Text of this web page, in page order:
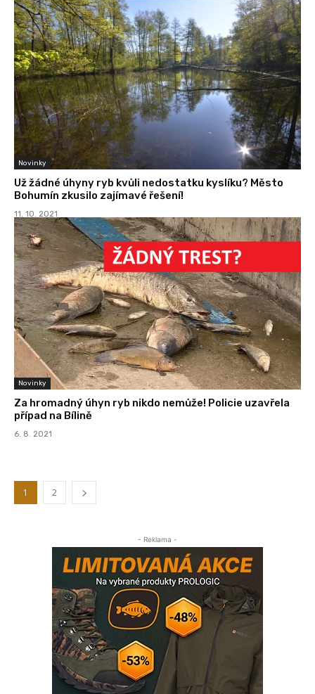
Novinky
Už žádné úhyny ryb kvůli nedostatku kyslíku? Město
Bohumín zkusilo zajímavé řešení!
11. 10. 2021
Novinky
Za hromadný úhyn ryb nikdo nemůže! Policie uzavřela
případ na Bílině
6. 8. 2021
1 2
- Reklama -